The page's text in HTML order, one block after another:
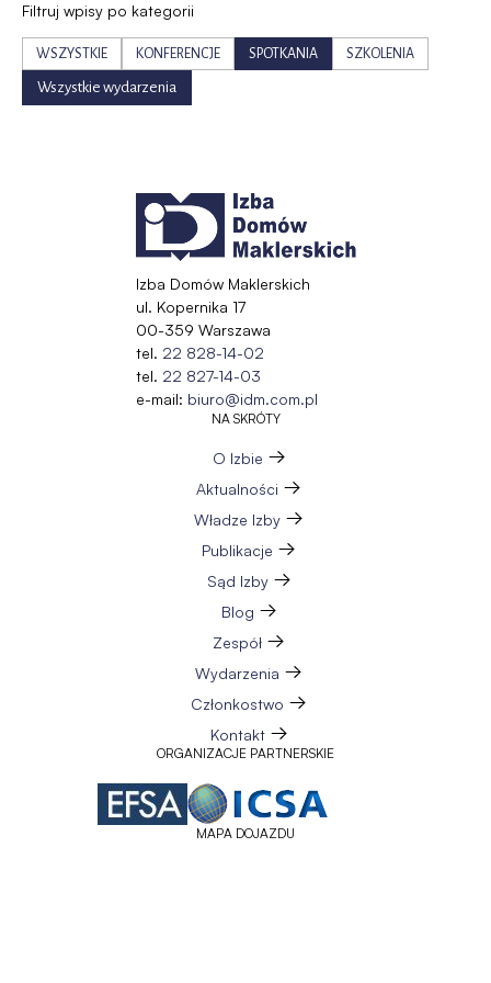
Filtruj wpisy po kategorii
WSZYSTKIE KONFERENCJE SPOTKANIA SZKOLENIA
Wszystkie wydarzenia
Izba Domów Maklerskich
ul. Kopernika 17
00-359 Warszawa
tel. 22 828-14-02
tel. 22 827-14-03
e-mail: biuro@idm.com.pl
NA SKRÓTY
O Izbie
Aktualności
Władze Izby
Publikacje
Sąd Izby
Blog
Zespół
Wydarzenia
Członkostwo
Kontakt
ORGANIZACJE PARTNERSKIE
MAPA DOJAZDU